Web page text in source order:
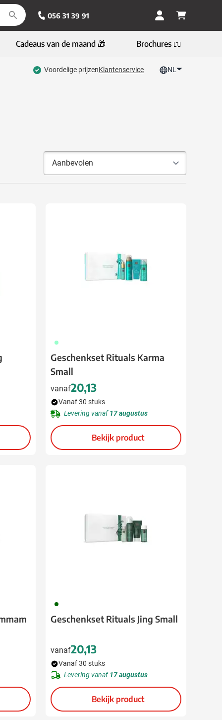
056 31 39 91
Cadeaus van de maand 🎁 Brochures 📖
Voordelige prijzenKlantenservice NL
020
Geschenkset Rituals Karma
Small
vanaf20,13
Vanaf 30 stuks
Levering vanaf17 augustus
Bekijk product
060
Geschenkset Rituals Jing Small
vanaf20,13
Vanaf 30 stuks
Levering vanaf17 augustus
Bekijk product